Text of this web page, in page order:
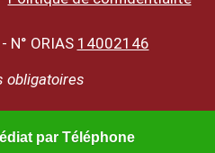
N° ORIAS 14002146
obligatoires
par Téléphone